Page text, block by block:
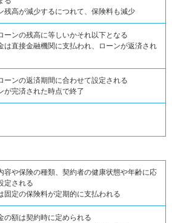
残高が減少するにつれて、保険料も減少
ーンの残高に等しいかそれ以下となる
は直接金融機関に支払われ、ローンが返済され
ーンの返済期間に合わせて設定される
が完済された時点で終了
容や保険の種類、契約者の健康状態や年齢に応
定される
固定の保険料が定期的に支払われる
の額は契約時に定められる